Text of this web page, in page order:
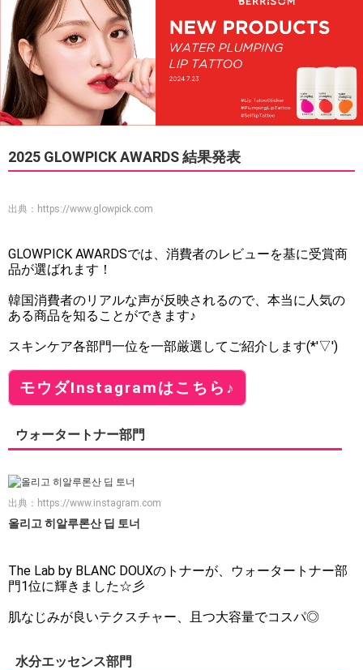
2025 GLOWPICK AWARDS 結果発表
出典： https://www.glowpick.com
GLOWPICK AWARDSでは、消費者のレビューを基に受賞商
品が選ばれます！
韓国消費者のリアルな声が反映されるので、本当に人気の
ある商品を知ることができます♪
スキンケア各部門一位を一部厳選してご紹介します(*'▽')
モウダInstagramはこちら♪
ウォータートナー部門
出典： https://www.instagram.com
올리고 히알루론산 딥 토너
The Lab by BLANC DOUXのトナーが、ウォータートナー部
門1位に輝きました☆彡
肌なじみが良いテクスチャー、且つ大容量でコスパ◎
水分エッセンス部門